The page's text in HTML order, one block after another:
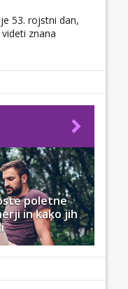
53. rojstni dan,
znana
poletne
in kako jih